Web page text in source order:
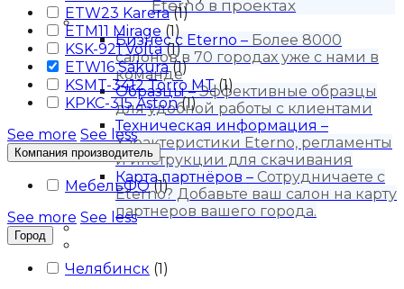
Eterno в проектах
Для бизнеса
Бизнес с Eternо – Более 8000
салонов в 70 городах уже с нами в
команде
Образцы–Эффективные образцы
для удобной работы с клиентами
Техническая информация –
Характеристики Eterno, регламенты
и инструкции для скачивания
Карта партнёров – Сотрудничаете с
Eterno? Добавьте ваш салон на карту
партнеров вашего города.
Блог
ETW23 Karera (1)
ETM11 Mirage (1)
KSK-921 Volta (1)
ETW16 Sakura (1)
KSMT-3412 Torro MT (1)
KPKC-315 Aston (1)
See more See less
Компания производитель
МебельФО (1)
See more See less
Город
Челябинск (1)